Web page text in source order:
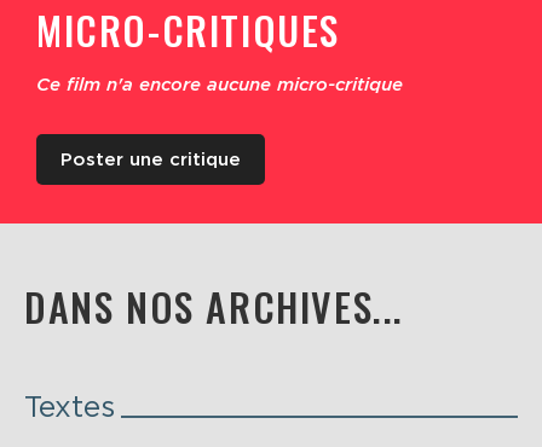
MICRO-CRITIQUES
Ce film n'a encore aucune micro-critique
Poster une critique
DANS NOS ARCHIVES...
Textes